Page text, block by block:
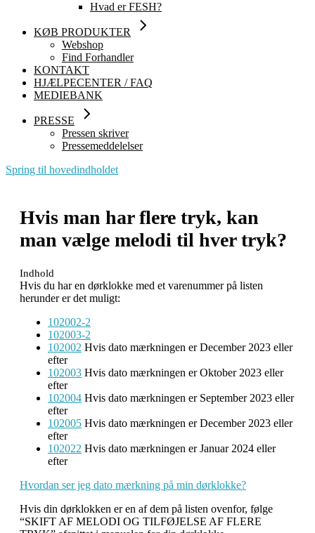
Hvad er FESH?
KØB PRODUKTER
Webshop
Find Forhandler
KONTAKT
HJÆLPECENTER / FAQ
MEDIEBANK
PRESSE
Pressen skriver
Pressemeddelelser
Spring til hovedindholdet
Hvis man har flere tryk, kan
man vælge melodi til hver tryk?
Indhold
Hvis du har en dørklokke med et varenummer på listen
herunder er det muligt:
102002-2
102003-2
102002 Hvis dato mærkningen er December 2023 eller
efter
102003 Hvis dato mærkningen er Oktober 2023 eller
efter
102004 Hvis dato mærkningen er September 2023 eller
efter
102005 Hvis dato mærkningen er December 2023 eller
efter
102022 Hvis dato mærkningen er Januar 2024 eller
efter
Hvordan ser jeg dato mærkning på min dørklokke?
Hvis din dørklokken er en af dem på listen ovenfor, følge
“SKIFT AF MELODI OG TILFØJELSE AF FLERE